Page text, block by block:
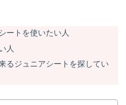
ートを使いたい人
人
るジュニアシートを探してい